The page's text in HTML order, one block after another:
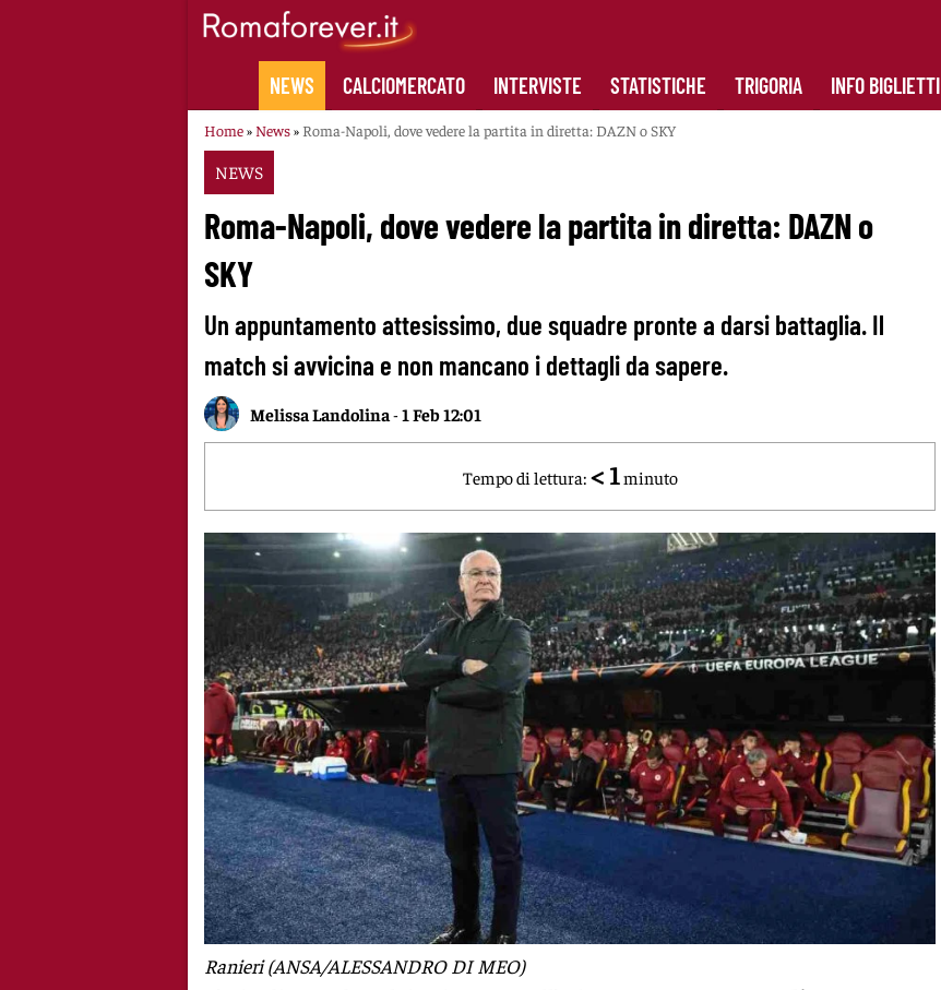
NEWS CALCIOMERCATO INTERVISTE STATISTICHE TRIGORIA INFO BIGLIETTI
Home» News» Roma-Napoli, dove vedere la partita in diretta: DAZN o SKY
NEWS
Roma-Napoli, dove vedere la partita in diretta: DAZN o
SKY
Un appuntamento attesissimo, due squadre pronte a darsi battaglia. Il
match si avvicina e non mancano i dettagli da sapere.
Melissa Landolina -1 Feb 12:01
Tempo di lettura: < 1 minuto
Ranieri (ANSA/ALESSANDRO DI MEO)